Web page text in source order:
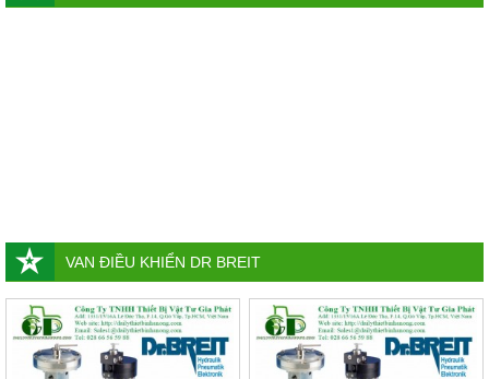
VAN ĐIỀU KHIỂN DR BREIT